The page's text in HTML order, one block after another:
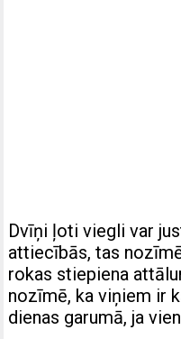
Dvīņi ļoti viegli var
attiecībās, tas
rokas stiepiena
nozīmē, ka viņiem ir
dienas garumā, ja